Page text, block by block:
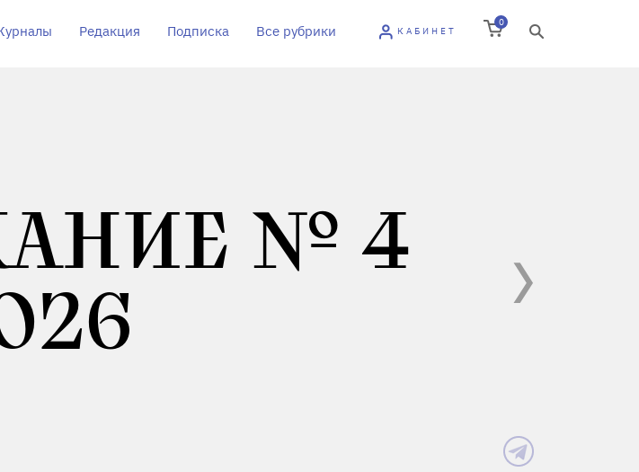
Редакция Подписка Все рубрики КАБИНЕТ
0
№ 4